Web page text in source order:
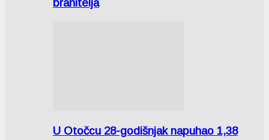
branitelja
U Otočcu 28-godišnjak napuhao 1,38